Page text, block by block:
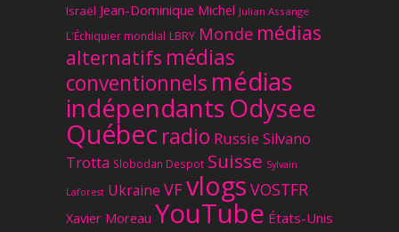
Israël Jean-Dominique Michel Julian Assange
L'Échiquier mondial LBRY Monde médias
alternatifs médias
conventionnels médias
indépendantsOdysee
Québec radio Russie Silvano
Trotta Slobodan Despot Suisse Sylvain
Laforest Ukraine VFvlogs VOSTFR
Xavier Moreau YouTube États-Unis